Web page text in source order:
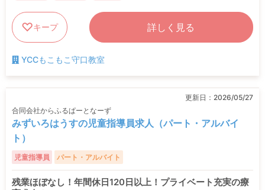
キープ 詳しく見る
YCCもこもこ守口教室
更新日： 2026/05/27
合同会社からふるぱーとなーず
みずいろはうすの児童指導員求人（パート・アルバイ
ト）
児童指導員 パート・アルバイト
残業ほぼなし！年間休日120日以上！プライベート充実の療